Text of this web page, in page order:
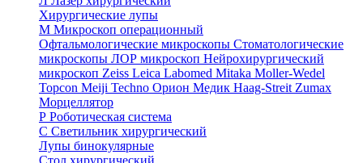
Хирургические лупы
М Микроскоп операционный
Офтальмологические микроскопы Стоматологические
микроскопы ЛОР микроскоп Нейрохирургический
микроскоп Zeiss Leica Labomed Mitaka Moller-Wedel
Topcon Meiji Techno Орион Медик Haag-Streit Zumax
Морцеллятор
Р Роботическая система
С Светильник хирургический
Лупы бинокулярные
Стол хирургический